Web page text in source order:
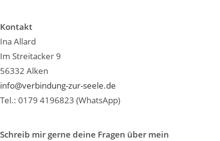
Kontakt
Ina Allard
Im Streitacker 9
56332 Alken
info@verbindung-zur-seele.de
Tel.: 0179 4196823 (WhatsApp)
Schreib mir gerne deine Fragen über mein